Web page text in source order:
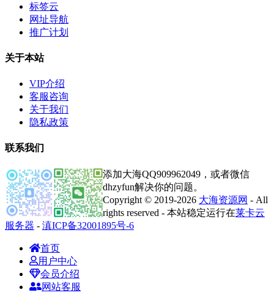
标签云
网址导航
推广计划
关于本站
VIP介绍
客服咨询
关于我们
隐私政策
联系我们
添加大海QQ909962049，或者微信
dhzyfun解决你的问题。
Copyright © 2019-2026 大海资源网 - All
rights reserved - 本站稳定运行在莱卡云
服务器 - 滇ICP备32001895号-6
首页
用户中心
会员介绍
网站客服